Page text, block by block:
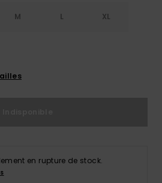
M L XL
en rupture de stock.